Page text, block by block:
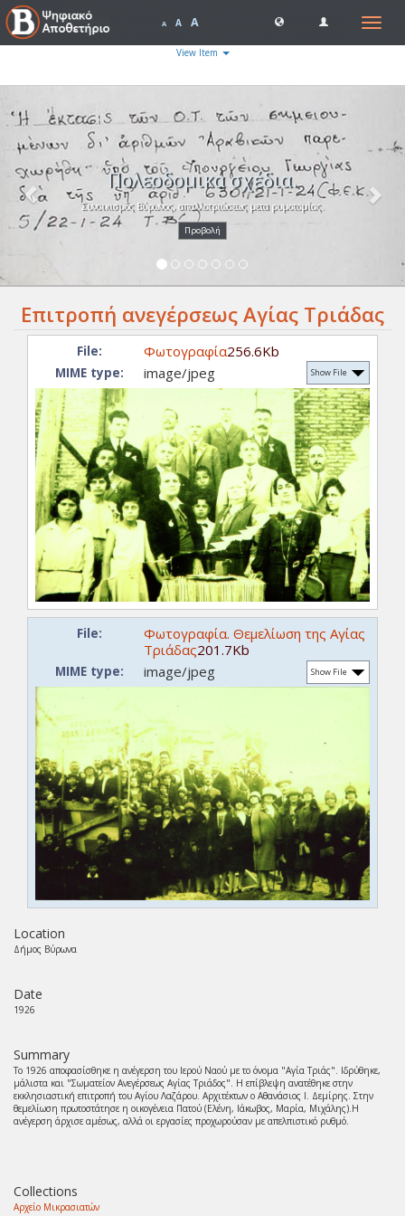
Toggle
A A A
View Item
Πολεοδομικά σχέδια.
Συνοικισμός Βύρωνος, απαλλοτριώσεως μετα ρυμοτομίας.
Προβολή
Επιτροπή ανεγέρσεως Αγίας Τριάδας
File: Φωτογραφία256.6Kb
Show File
MIME type: image/jpeg
File:
Φωτογραφία. Θεμελίωση της Αγίας
Τριάδας201.7Kb
Show File
MIME type: image/jpeg
Location
Δήμος Βύρωνα
Date
1926
Summary
Το 1926 αποφασίσθηκε η ανέγερση του Ιερού Ναού με το όνομα "Αγία Τριάς". Ιδρύθηκε,
μάλιστα και "Σωματείον Ανεγέρσεως Αγίας Τριάδος". Η επίβλεψη ανατέθηκε στην
εκκλησιαστική επιτροπή του Αγίου Λαζάρου. Αρχιτέκτων ο Αθανάσιος Ι. Δεμίρης. Στην
θεμελίωση πρωτοστάτησε η οικογένεια Πατού (Ελένη, Ιάκωβος, Μαρία, Μιχάλης).Η
ανέγερση άρχισε αμέσως, αλλά οι εργασίες προχωρούσαν με απελπιστικό ρυθμό.
Collections
Αρχείο Μικρασιατών